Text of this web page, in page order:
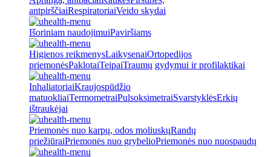
antpirščiaiRespiratoriaiVeido skydai
Išoriniam naudojimuiPaviršiams
Higienos reikmenysLaikysenaiOrtopedijos
priemonėsPaklotaiTeipaiTraumų gydymui ir profilaktikai
InhaliatoriaiKraujospūdžio
matuokliaiTermometraiPulsoksimetraiSvarstyklėsErkių
ištraukėjai
Priemonės nuo karpų, odos moliuskųRandų
priežiūraiPriemonės nuo grybelioPriemonės nuo nuospaudų